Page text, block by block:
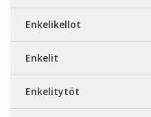
Enkelikellot
Enkelit
Enkelitytöt